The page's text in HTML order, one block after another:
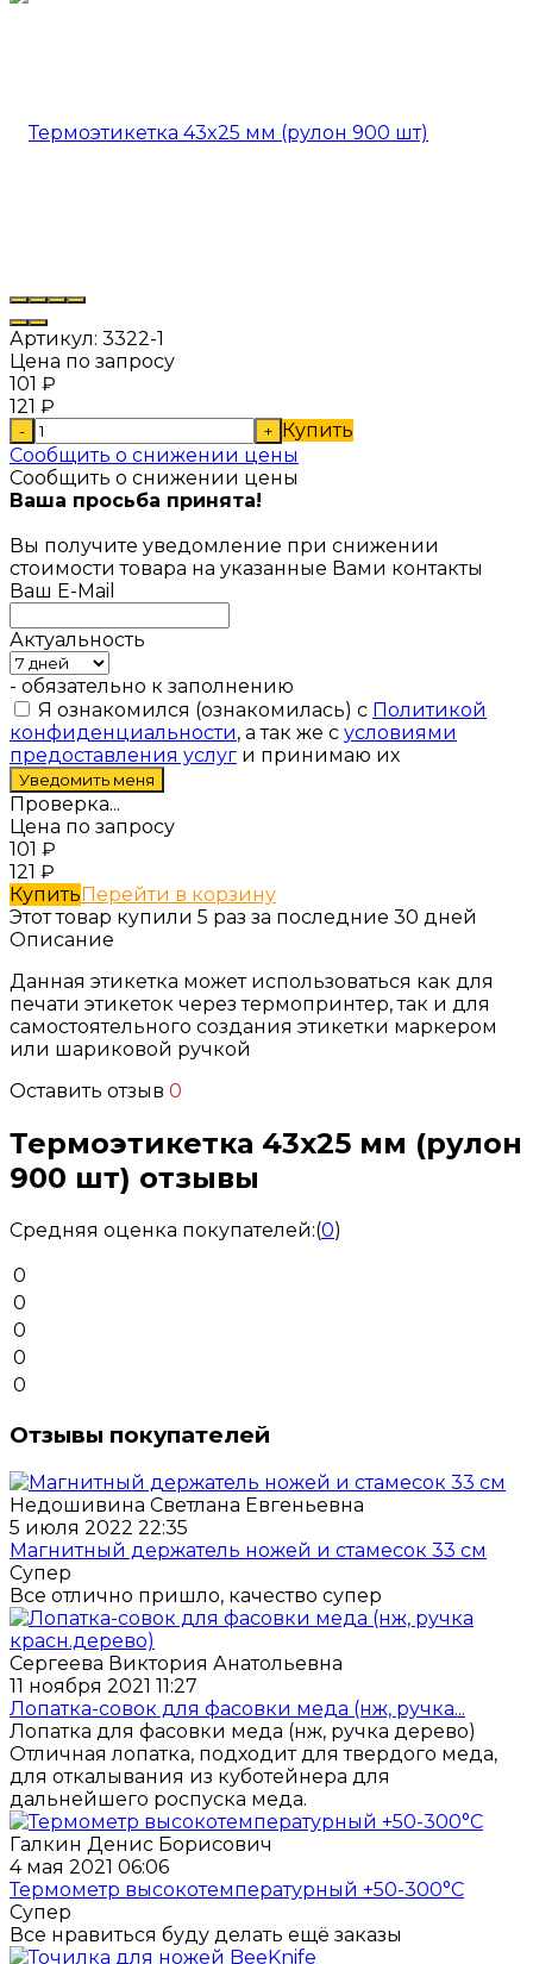
Артикул: 3322-1
Цена по запросу
101 ₽
121 ₽
- + Купить
Сообщить о снижении цены
Сообщить о снижении цены
Ваша просьба принята!
Вы получите уведомление при снижении
стоимости товара на указанные Вами контакты
Ваш E-Mail
Актуальность
- обязательно к заполнению
Я ознакомился (ознакомилась) с Политикой
конфиденциальности, а так же с условиями
предоставления услуг и принимаю их
Проверка...
Цена по запросу
101 ₽
121 ₽
КупитьПерейти в корзину
Этот товар купили 5 раз за последние 30 дней
Описание
Данная этикетка может использоваться как для
печати этикеток через термопринтер, так и для
самостоятельного создания этикетки маркером
или шариковой ручкой
Оставить отзыв 0
Термоэтикетка 43x25 мм (рулон
900 шт) отзывы
Средняя оценка покупателей:(0)
0
0
0
0
0
Отзывы покупателей
Недошивина Светлана Евгеньевна
5 июля 2022 22:35
Магнитный держатель ножей и стамесок 33 см
Супер
Все отлично пришло, качество супер
Сергеева Виктория Анатольевна
11 ноября 2021 11:27
Лопатка-совок для фасовки меда (нж, ручка...
Лопатка для фасовки меда (нж, ручка дерево)
Отличная лопатка, подходит для твердого меда,
для откалывания из куботейнера для
дальнейшего роспуска меда.
Галкин Денис Борисович
4 мая 2021 06:06
Термометр высокотемпературный +50-300°C
Супер
Все нравиться буду делать ещё заказы